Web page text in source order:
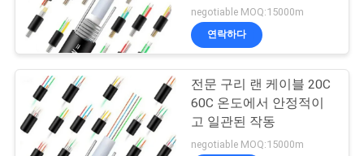
트
개
네트워크 케이블 집
회
스트드 페어 구조
negotiable MOQ:15000m
연락하다
전문 구리 랜 케이블 20C
60C 온도에서 안정적이
고 일관된 작동
negotiable MOQ:15000m